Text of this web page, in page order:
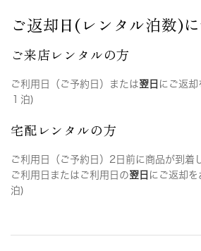
ご返却日(レンタル泊数)
ご来店レンタルの方
ご利用日（ご予約日）または翌日 にご返
１泊)
宅配レンタルの方
ご利用日（ご予約日）2日前に商品が到着
ご利用日またはご利用日の翌日 にご返却を
泊)